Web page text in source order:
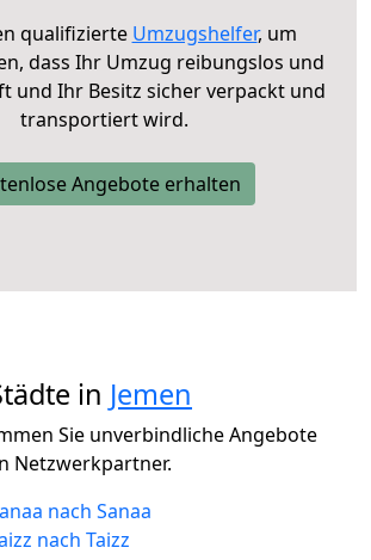
qualifizierte Umzugshelfer, um
dass Ihr Umzug reibungslos und
und Ihr Besitz sicher verpackt und
transportiert wird.
Angebote erhalten
in Jemen
Sie unverbindliche Angebote
Netzwerkpartner.
nach Sanaa
nach Taizz